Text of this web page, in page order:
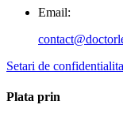
Email:
Setari de
Plata prin